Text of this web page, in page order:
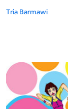
Tria Barmawi